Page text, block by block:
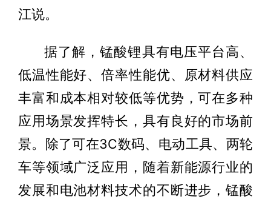
江说。
据了解，锰酸锂具有电压平台高、
低温性能好、倍率性能优、原材料供应
丰富和成本相对较低等优势，可在多种
应用场景发挥特长，具有良好的市场前
景。除了可在3C数码、电动工具、两轮
车等领域广泛应用，随着新能源行业的
发展和电池材料技术的不断进步，锰酸